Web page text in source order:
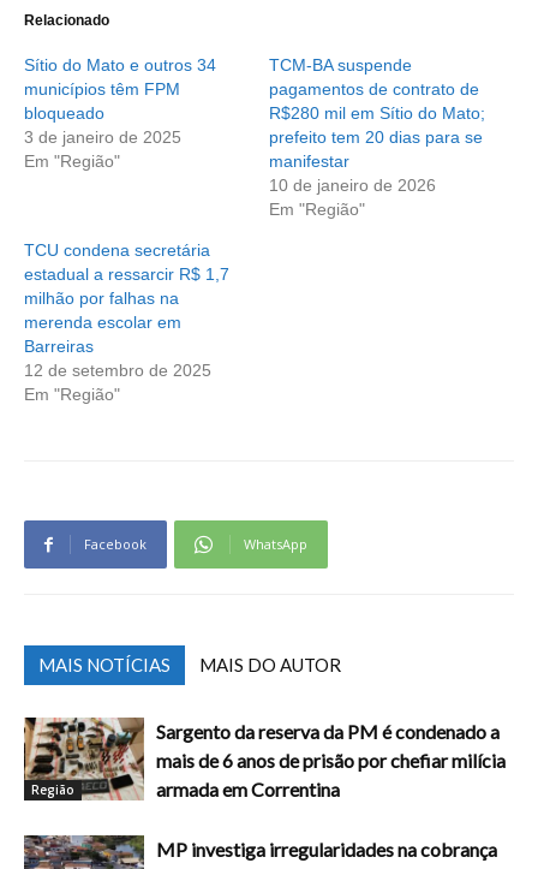
Relacionado
Sítio do Mato e outros 34
municípios têm FPM
bloqueado
3 de janeiro de 2025
Em "Região"
TCM-BA suspende
pagamentos de contrato de
R$280 mil em Sítio do Mato;
prefeito tem 20 dias para se
manifestar
10 de janeiro de 2026
Em "Região"
TCU condena secretária
estadual a ressarcir R$ 1,7
milhão por falhas na
merenda escolar em
Barreiras
12 de setembro de 2025
Em "Região"
Facebook WhatsApp
MAIS NOTÍCIAS MAIS DO AUTOR
Região
Sargento da reserva da PM é condenado a
mais de 6 anos de prisão por chefiar milícia
armada em Correntina
MP investiga irregularidades na cobrança